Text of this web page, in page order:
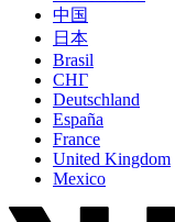
中国
日本
Brasil
СНГ
Deutschland
España
France
United Kingdom
Mexico